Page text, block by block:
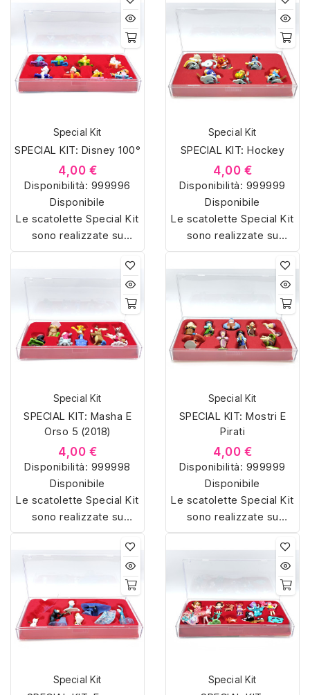
e mostrare la tua
collezione di sorpresine.
e mostrare la tua
collezione di sorpresine.
Special Kit
SPECIAL KIT: Disney 100°
4,00 €
Disponibilità: 999996
Disponibile
Le scatolette Special Kit
sono realizzate su
misura con materiali di
alta qualità, hanno un
interno sagomato in
vellutino rosso e offrono
soluzioni eleganti e
pratiche per organizzare
e mostrare la tua
Special Kit
SPECIAL KIT: Hockey
4,00 €
Disponibilità: 999999
Disponibile
Le scatolette Special Kit
sono realizzate su
misura con materiali di
alta qualità, hanno un
interno sagomato in
vellutino rosso e offrono
soluzioni eleganti e
pratiche per organizzare
e mostrare la tua
Special Kit
SPECIAL KIT: Masha E
Orso 5 (2018)
4,00 €
Disponibilità: 999998
Disponibile
Le scatolette Special Kit
sono realizzate su
misura con materiali di
alta qualità, hanno un
interno sagomato in
vellutino rosso e offrono
soluzioni eleganti e
pratiche per organizzare
e mostrare la tua
Special Kit
SPECIAL KIT: Mostri E
Pirati
4,00 €
Disponibilità: 999999
Disponibile
Le scatolette Special Kit
sono realizzate su
misura con materiali di
alta qualità, hanno un
interno sagomato in
vellutino rosso e offrono
soluzioni eleganti e
pratiche per organizzare
e mostrare la tua
Special Kit Special Kit